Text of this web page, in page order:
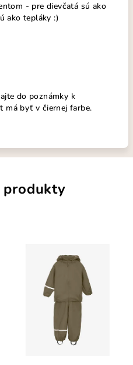
- pre dievčatá sú ako
ako tepláky :)
do poznámky k
má byť v čiernej farbe.
produkty